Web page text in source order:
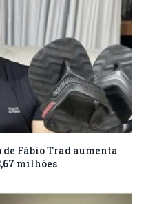
Fábio Trad aumenta
milhões